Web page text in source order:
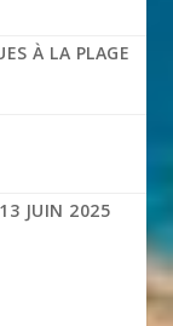
À LA PLAGE
JUIN 2025